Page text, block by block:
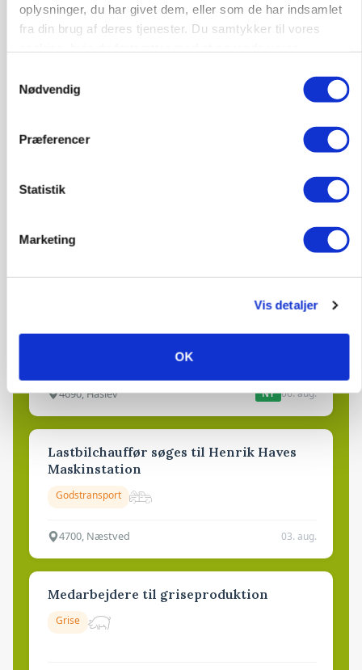
oplysninger, du har givet dem, eller som de har indsamlet
fra din brug af deres tjenester. Du samtykker til vores
Nødvendig
Præferencer
Statistik
Marketing
Vis detaljer
OK
Jobs
Trainee placement Ringkøbing
6950, Ringkøbing 06. aug.
Rørlægger / håndmand søges til
4690, Haslev NY 06. aug.
Lastbilchauffør søges til Henrik Haves
Maskinstation
Godstransport
4700, Næstved 03. aug.
Medarbejdere til griseproduktion
Grise